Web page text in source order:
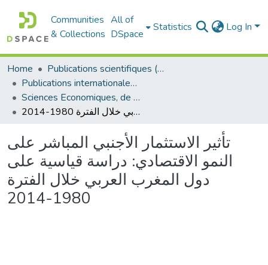
Communities
& Collections
All of
DSpace
Statistics Log In
Home
Publications scientifiques (Laboratoires)
Publications internationales - منشورات دولية
Sciences Economiques, de Gestion et Commerciales - العلوم الإقتصادية و التجارية و علوم التسيير
تأثير الاستثمار الأجنبي المباشر على النمو الاقتصادي: دراسة قياسية على دول المغرب العربي خلال الفترة 1980-2014
تأثير الاستثمار الأجنبي المباشر على
النمو الاقتصادي: دراسة قياسية على
دول المغرب العربي خلال الفترة
1980-2014